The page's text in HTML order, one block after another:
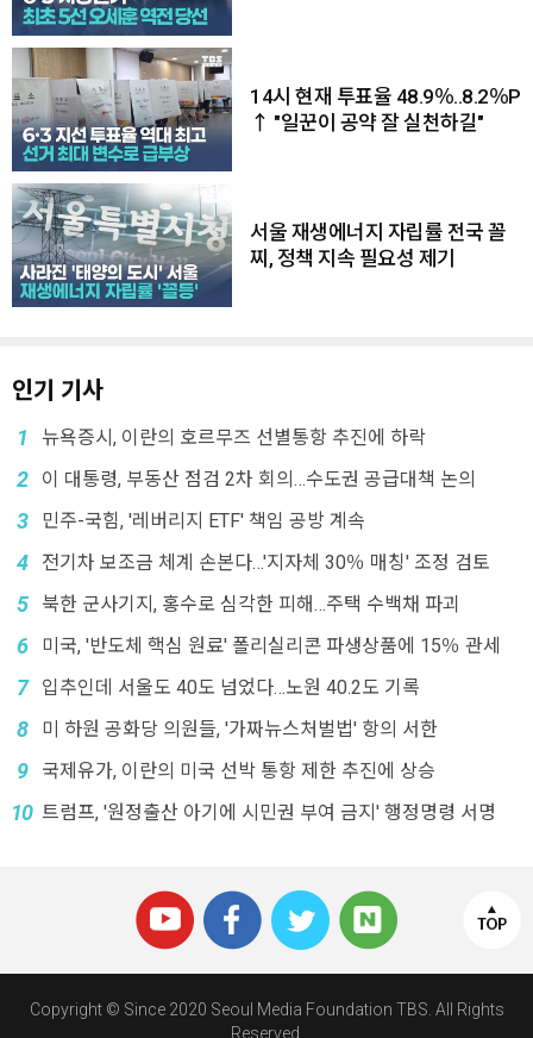
14시 현재 투표율 48.9％..8.2％P
↑ "일꾼이 공약 잘 실천하길"
서울 재생에너지 자립률 전국 꼴
찌, 정책 지속 필요성 제기
인기 기사
1 뉴욕증시, 이란의 호르무즈 선별통항 추진에 하락
2 이 대통령, 부동산 점검 2차 회의…수도권 공급대책 논의
3 민주-국힘, '레버리지 ETF' 책임 공방 계속
4 전기차 보조금 체계 손본다…'지자체 30％ 매칭' 조정 검토
5 북한 군사기지, 홍수로 심각한 피해…주택 수백채 파괴
6 미국, '반도체 핵심 원료' 폴리실리콘 파생상품에 15％ 관세
7 입추인데 서울도 40도 넘었다…노원 40.2도 기록
8 미 하원 공화당 의원들, '가짜뉴스처벌법' 항의 서한
9 국제유가, 이란의 미국 선박 통항 제한 추진에 상승
10 트럼프, '원정출산 아기에 시민권 부여 금지' 행정명령 서명
Copyright © Since 2020 Seoul Media Foundation TBS. All Rights
Reserved.